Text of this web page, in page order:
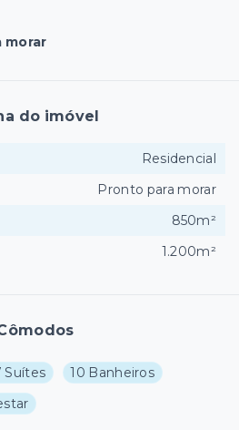
morar
Suítes
10 Banheiros
do imóvel
Residencial
Pronto para morar
850m²
1.200m²